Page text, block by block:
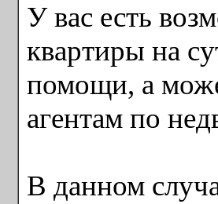
У вас есть
квартиры на
помощи, а
агентам по
В данном